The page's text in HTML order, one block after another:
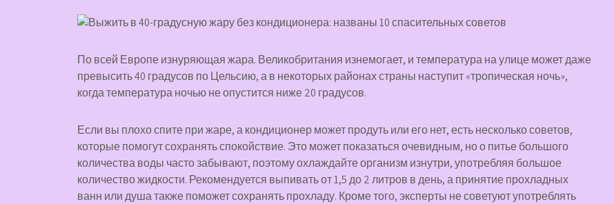
По всей Европе изнуряющая жара. Великобритания изнемогает, и температура на улице может даже
превысить 40 градусов по Цельсию, а в некоторых районах страны наступит «тропическая ночь»,
когда температура ночью не опустится ниже 20 градусов.
Если вы плохо спите при жаре, а кондиционер может продуть или его нет, есть несколько советов,
которые помогут сохранять спокойствие. Это может показаться очевидным, но о питье большого
количества воды часто забывают, поэтому охлаждайте организм изнутри, употребляя большое
количество жидкости. Рекомендуется выпивать от 1,5 до 2 литров в день, а принятие прохладных
ванн или душа также поможет сохранять прохладу. Кроме того, эксперты не советуют употреблять